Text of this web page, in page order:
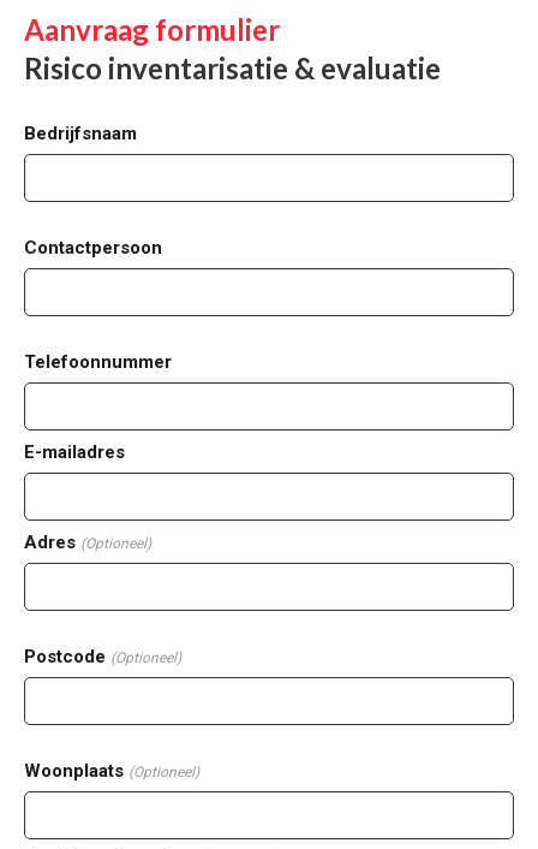
Aanvraag formulier
Risico inventarisatie & evaluatie
Bedrijfsnaam
Contactpersoon
Telefoonnummer
E-mailadres
Adres (Optioneel)
Postcode (Optioneel)
Woonplaats (Optioneel)